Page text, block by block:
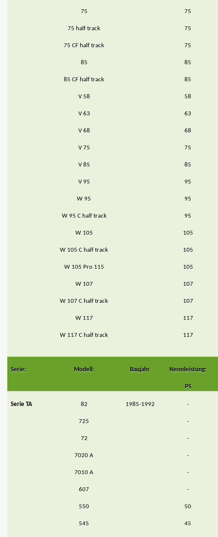
75
75 half track
75 CF half track
85
85 CF half track
V 58
V 63
V 68
V 75
V 85
V 95
W 95
W 95 C half track
W 105
W 105 C half track
W 105 Pro 115
W 107
W 107 C half track
W 117
W 117 C half track
75
75
75
85
85
58
63
68
75
85
95
95
95
105
105
105
107
107
117
117
Serie: Modell: Baujahr Nennleistung:
PS
Serie TA 82
725
72
7020 A
7010 A
607
550
545
1985-1992 -
-
-
-
-
-
50
45